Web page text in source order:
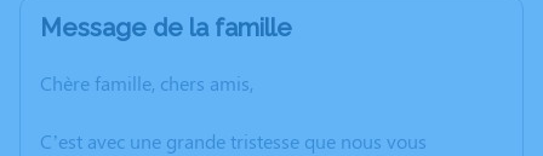
Message de la famille
Chère famille, chers amis,
C’est avec une grande tristesse que nous vous